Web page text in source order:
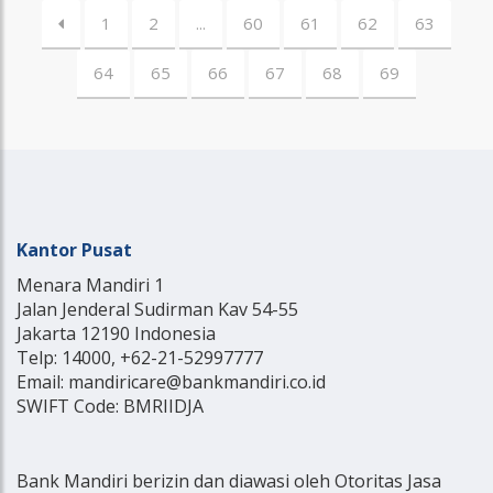
1 2 ... 60 61 62 63
64 65 66 67 68 69
Kantor Pusat
Menara Mandiri 1
Jalan Jenderal Sudirman Kav 54-55
Jakarta 12190 Indonesia
Telp: 14000, +62-21-52997777
Email: mandiricare@bankmandiri.co.id
SWIFT Code: BMRIIDJA
Bank Mandiri berizin dan diawasi oleh Otoritas Jasa